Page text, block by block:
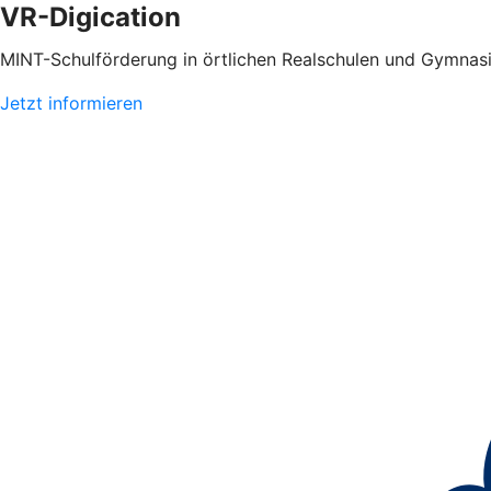
VR-Digication
MINT-Schulförderung in örtlichen Realschulen und
Jetzt informieren